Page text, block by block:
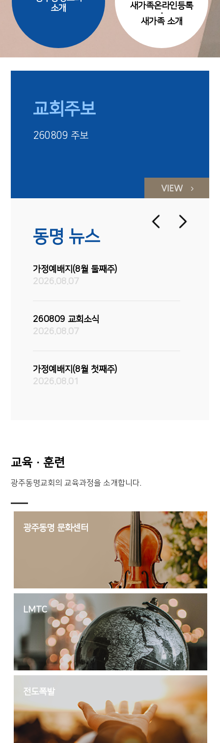
소개
새가족온라인등록
·
새가족 소개
교회주보
260809 주보
동명 뉴스
가정예배지(8월 둘째주)
2026.08.07
260809 교회소식
2026.08.07
가정예배지(8월 첫째주)
2026.08.01
교육·훈련
광주동명교회의 교육과정을 소개합니다.
광주동명 문화센터
LMTC
전도폭발